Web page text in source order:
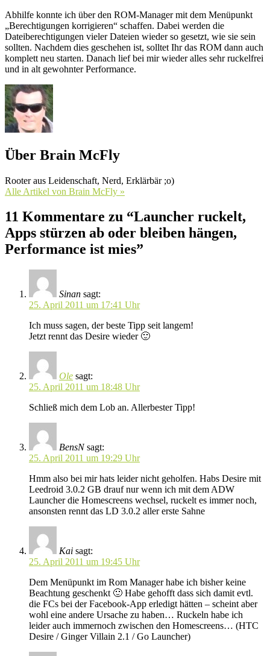
Abhilfe konnte ich über den ROM-Manager mit dem Menüpunkt
„Berechtigungen korrigieren“ schaffen. Dabei werden die
Dateiberechtigungen vieler Dateien wieder so gesetzt, wie sie sein
sollten. Nachdem dies geschehen ist, solltet Ihr das ROM dann auch
komplett neu starten. Danach lief bei mir wieder alles sehr ruckelfrei
und in alt gewohnter Performance.
Über Brain McFly
Rooter aus Leidenschaft, Nerd, Erklärbär ;o)
Alle Artikel von Brain McFly »
11 Kommentare zu “Launcher ruckelt,
Apps stürzen ab oder bleiben hängen,
Performance ist mies”
Sinan sagt:
25. April 2011 um 17:41 Uhr
Ich muss sagen, der beste Tipp seit langem!
Jetzt rennt das Desire wieder 🙂
Ole sagt:
25. April 2011 um 18:48 Uhr
Schließ mich dem Lob an. Allerbester Tipp!
BensN sagt:
25. April 2011 um 19:29 Uhr
Hmm also bei mir hats leider nicht geholfen. Habs Desire mit
Leedroid 3.0.2 GB drauf nur wenn ich mit dem ADW
Launcher die Homescreens wechsel, ruckelt es immer noch,
ansonsten rennt das LD 3.0.2 aller erste Sahne
Kai sagt:
25. April 2011 um 19:45 Uhr
Dem Menüpunkt im Rom Manager habe ich bisher keine
Beachtung geschenkt 🙂 Habe gehofft dass sich damit evtl.
die FCs bei der Facebook-App erledigt hätten – scheint aber
wohl eine andere Ursache zu haben… Ruckeln habe ich
leider auch immernoch zwischen den Homescreens… (HTC
Desire / Ginger Villain 2.1 / Go Launcher)